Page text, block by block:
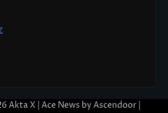
Akta X | Ace News by Ascendoor|